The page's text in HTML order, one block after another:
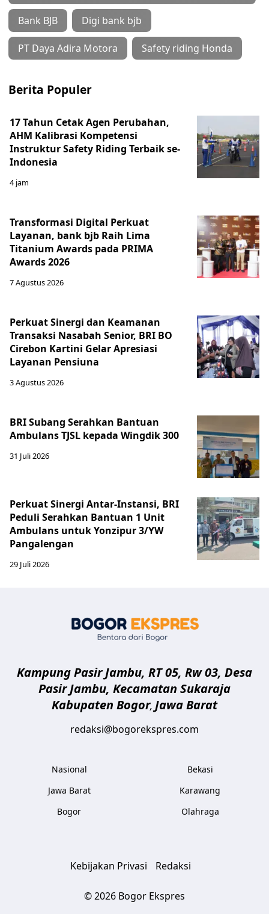
Bank BJB Digi bank bjb
PT Daya Adira Motora Safety riding Honda
Berita Populer
17 Tahun Cetak Agen Perubahan,
AHM Kalibrasi Kompetensi
Instruktur Safety Riding Terbaik se-
Indonesia
4 jam
Transformasi Digital Perkuat
Layanan, bank bjb Raih Lima
Titanium Awards pada PRIMA
Awards 2026
7 Agustus 2026
Perkuat Sinergi dan Keamanan
Transaksi Nasabah Senior, BRI BO
Cirebon Kartini Gelar Apresiasi
Layanan Pensiuna
3 Agustus 2026
BRI Subang Serahkan Bantuan
Ambulans TJSL kepada Wingdik 300
31 Juli 2026
Perkuat Sinergi Antar-Instansi, BRI
Peduli Serahkan Bantuan 1 Unit
Ambulans untuk Yonzipur 3/YW
Pangalengan
29 Juli 2026
Kampung Pasir Jambu, RT 05, Rw 03, Desa
Pasir Jambu, Kecamatan Sukaraja
Kabupaten Bogor, Jawa Barat
redaksi@bogorekspres.com
Nasional
Jawa Barat
Bogor
Bekasi
Karawang
Olahraga
Kebijakan Privasi Redaksi
© 2026 Bogor Ekspres